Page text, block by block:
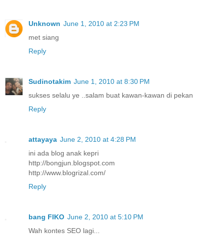
Unknown June 1, 2010 at 2:23 PM
met siang
Reply
Sudinotakim June 1, 2010 at 8:30 PM
sukses selalu ye ..salam buat kawan-kawan di pekan
Reply
attayaya June 2, 2010 at 4:28 PM
ini ada blog anak kepri
http://bongjun.blogspot.com
http://www.blogrizal.com/
Reply
bang FIKO June 2, 2010 at 5:10 PM
Wah kontes SEO lagi...